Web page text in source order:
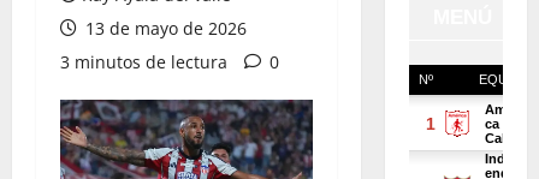
13 de mayo de 2026
3 minutos de lectura
0